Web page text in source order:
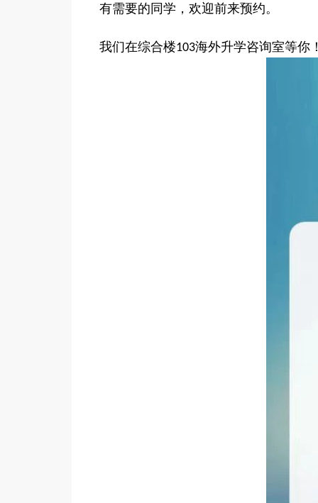
有需要的同学，欢迎前来预约。
我们在综合楼103海外升学咨询室等你！